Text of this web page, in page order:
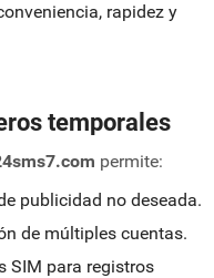
rapidez y
temporales
permite:
publicidad no deseada.
de múltiples cuentas.
SIM para registros